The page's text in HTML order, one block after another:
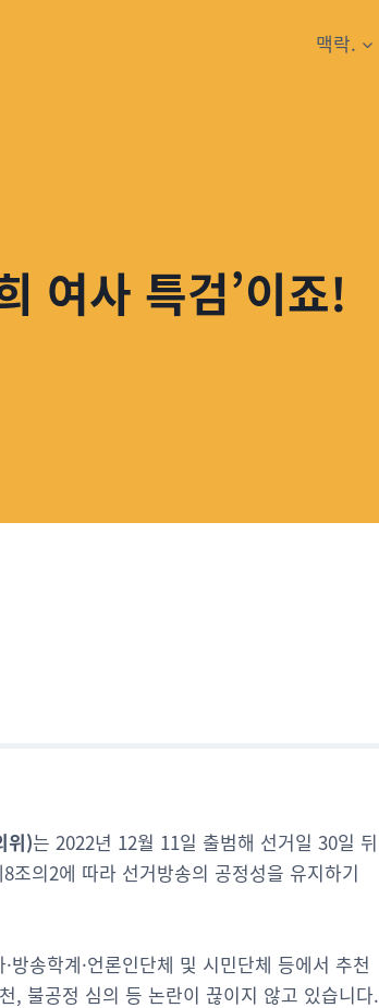
맥락.
여사 특검’이죠!
위)는 2022년 12월 11일 출범해 선거일 30일 뒤
조의2에 따라 선거방송의 공정성을 유지하기
송학계·언론인단체 및 시민단체 등에서 추천
, 불공정 심의 등 논란이 끊이지 않고 있습니다.